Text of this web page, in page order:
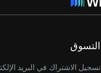
التسوق
تسجيل الاشتراك في البريد